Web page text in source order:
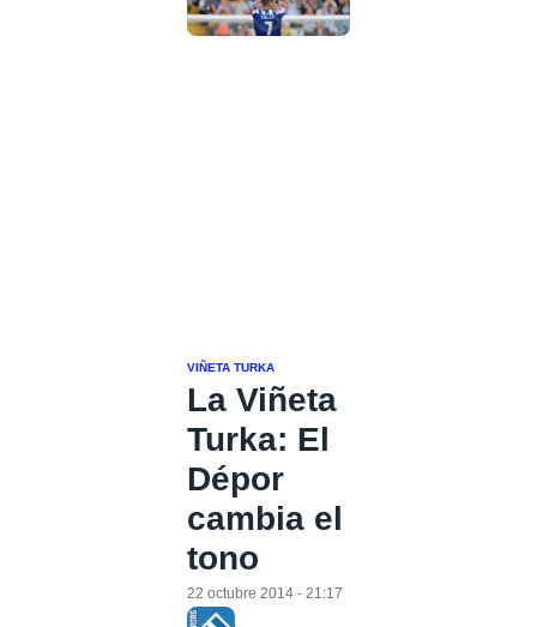
VIÑETA TURKA
La Viñeta
Turka: El
Dépor
cambia el
tono
22 octubre 2014 - 21:17